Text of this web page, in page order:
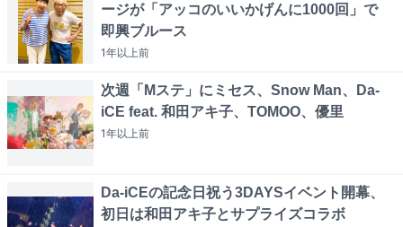
ージが「アッコのいいかげんに1000回」で
即興ブルース
1年以上前
次週「Mステ」にミセス、Snow Man、Da-
iCE feat. 和田アキ子、TOMOO、優里
1年以上前
Da-iCEの記念日祝う3DAYSイベント開幕、
初日は和田アキ子とサプライズコラボ